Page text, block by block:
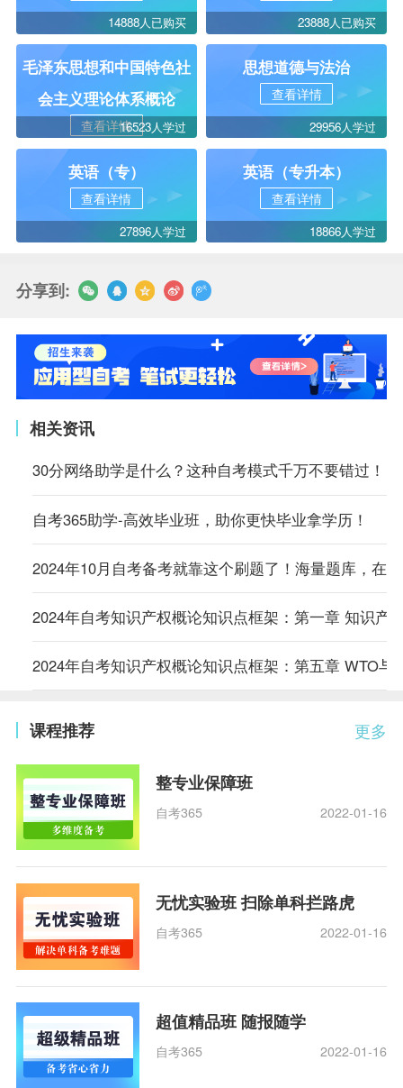
14888人已购买 23888人已购买
毛泽东思想和中国特色社
会主义理论体系概论
查看详情16523人学过
思想道德与法治
查看详情
29956人学过
英语（专）
查看详情
27896人学过
英语（专升本）
查看详情
18866人学过
分享到:
相关资讯
30分网络助学是什么？这种自考模式千万不要错过！
自考365助学-高效毕业班，助你更快毕业拿学历！
2024年10月自考备考就靠这个刷题了！海量题库，在
2024年自考知识产权概论知识点框架：第一章 知识产
2024年自考知识产权概论知识点框架：第五章 WTO与
更多
课程推荐
整专业保障班
自考365 2022-01-16
无忧实验班 扫除单科拦路虎
自考365 2022-01-16
超值精品班 随报随学
自考365 2022-01-16